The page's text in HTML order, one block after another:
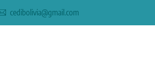
cedibolivia@gmail.com